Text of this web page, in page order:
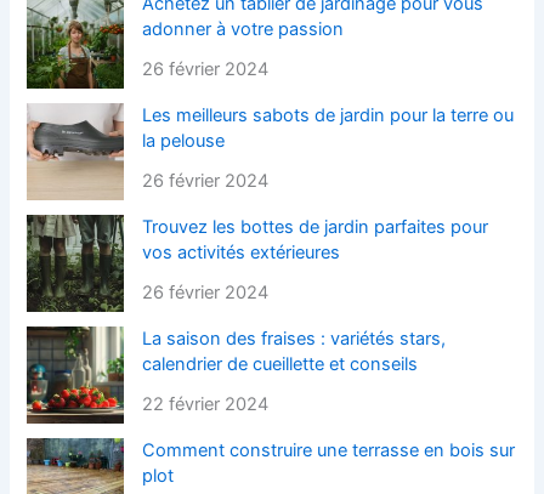
adonner à votre passion
26 février 2024
Les meilleurs sabots de jardin pour la terre ou
la pelouse
26 février 2024
Trouvez les bottes de jardin parfaites pour
vos activités extérieures
26 février 2024
La saison des fraises : variétés stars,
calendrier de cueillette et conseils
22 février 2024
Comment construire une terrasse en bois sur
plot